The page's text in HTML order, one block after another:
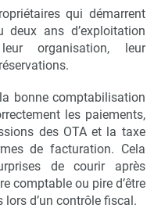
qui démarrent
ans d’exploitation
organisation, leur
bonne comptabilisation
les paiements,
des OTA et la taxe
de facturation. Cela
de courir après
comptable ou pire d’être
d’un contrôle fiscal.